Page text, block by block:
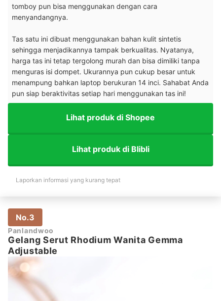
tomboy pun bisa menggunakan dengan cara
menyandangnya.
Tas satu ini dibuat menggunakan bahan kulit sintetis
sehingga menjadikannya tampak berkualitas. Nyatanya,
harga tas ini tetap tergolong murah dan bisa dimiliki tanpa
menguras isi dompet. Ukurannya pun cukup besar untuk
menampung bahkan laptop berukuran 14 inci. Sahabat Anda
pun siap beraktivitas setiap hari menggunakan tas ini!
Lihat produk di Shopee
Lihat produk di Blibli
Laporkan informasi yang kurang tepat
No.3
Panlandwoo
Gelang Serut Rhodium Wanita Gemma
Adjustable